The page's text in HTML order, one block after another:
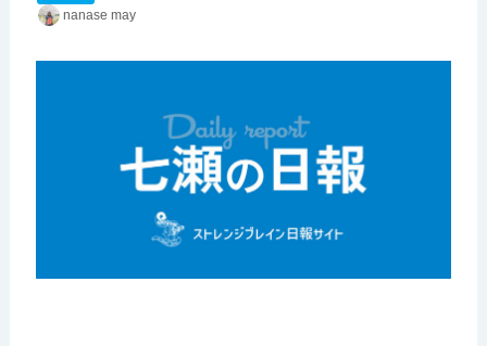
nanase may